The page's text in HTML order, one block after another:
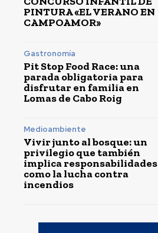
PINTURA «EL VERANO EN
CAMPOAMOR»
Gastronomía
Pit Stop Food Race: una
parada obligatoria para
disfrutar en familia en
Lomas de Cabo Roig
Medioambiente
Vivir junto al bosque: un
privilegio que también
implica responsabilidades
como la lucha contra
incendios